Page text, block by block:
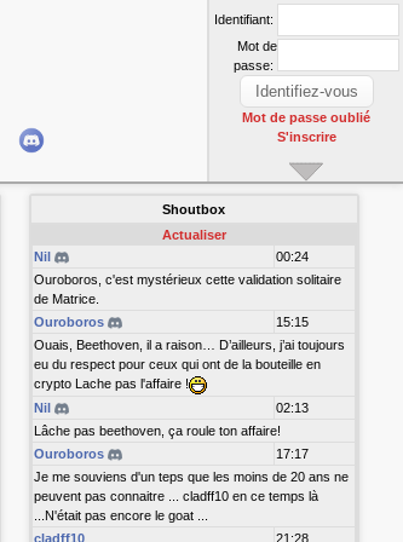
Identifiant:
Mot de
passe:
Mot de passe oublié
S'inscrire
Shoutbox
Actualiser
Nil
00:24
Ouroboros, c'est mystérieux cette validation solitaire
de Matrice.
Ouroboros
15:15
Ouais, Beethoven, il a raison… D’ailleurs, j’ai toujours
eu du respect pour ceux qui ont de la bouteille en
crypto Lache pas l'affaire !
Nil
02:13
Lâche pas beethoven, ça roule ton affaire!
Ouroboros
17:17
Je me souviens d'un teps que les moins de 20 ans ne
peuvent pas connaitre ... cladff10 en ce temps là
...N'était pas encore le goat ...
cladff10
21:28